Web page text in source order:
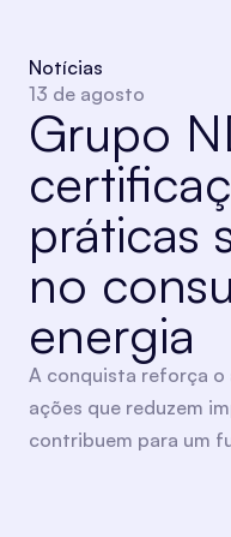
Notícias
13 de agosto
Grupo
práticas
no
energia
A conquista reforça o
ações que reduzem
contribuem para um